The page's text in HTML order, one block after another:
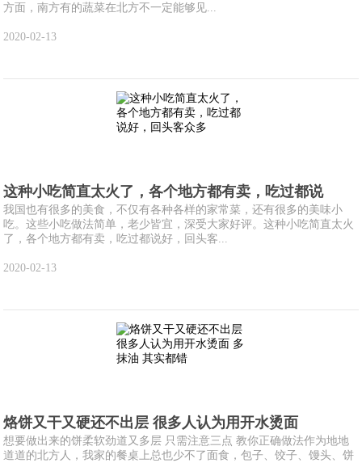
方面，南方有的蔬菜在北方不一定能够见...
2020-02-13
这种小吃简直太火了，各个地方都有卖，吃过都说
我国也有很多的美食，不仅有各种各样的家常菜，还有很多的美味小
吃。这些小吃做法简单，老少皆宜，深受大家好评。这种小吃简直太火
了，各个地方都有卖，吃过都说好，回头客...
2020-02-13
烙饼又干又硬还不出层 很多人认为用开水烫面
想要做出来的饼柔软劲道又多层 只需注意三点 教你正确做法作为地地
道道的北方人，我家的餐桌上总也少不了面食，包子、饺子、馒头、饼